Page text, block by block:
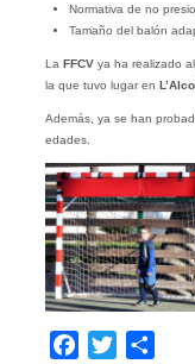
Normativa de no
Tamaño del balón
La FFCVya ha realizado
la que tuvo lugar en
Además, ya se han
edades.
Facebook
Twitter